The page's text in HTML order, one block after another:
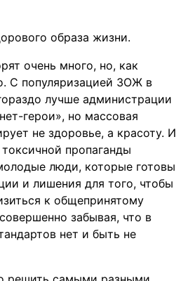
образа жизни.
очень много, но, как
С популяризацией ЗОЖ в
лучше администрации
герои», но массовая
не здоровье, а красоту. И
пропаганды
люди, которые готовы
и лишения для того, чтобы
к общепринятому
забывая, что в
нет и быть не